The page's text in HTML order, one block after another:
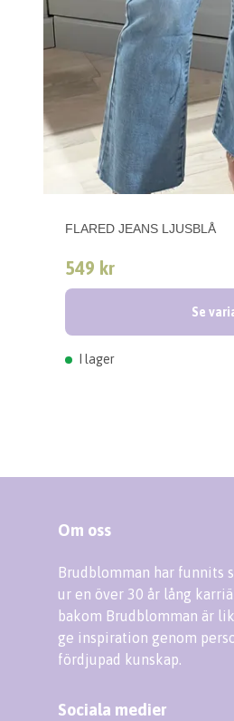
FLARED JEANS LJUSBLÅ
549 kr
Se
I lager
Om oss
Brudblomman har funnits
ur en över 30 år lång
bakom Brudblomman är
ge inspiration genom
fördjupad kunskap.
Sociala medier